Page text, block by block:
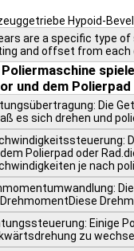
Hypoid-
are a specific type
and offset from each
Poliermaschine
und dem
Die
es sich drehen und
Polierpad oder
je nach
Einige
zu